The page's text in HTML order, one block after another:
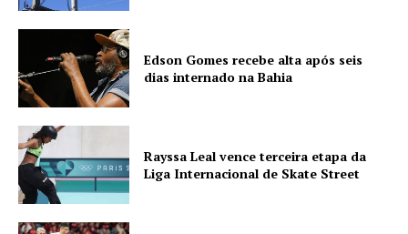
Edson Gomes recebe alta após seis
dias internado na Bahia
Rayssa Leal vence terceira etapa da
Liga Internacional de Skate Street